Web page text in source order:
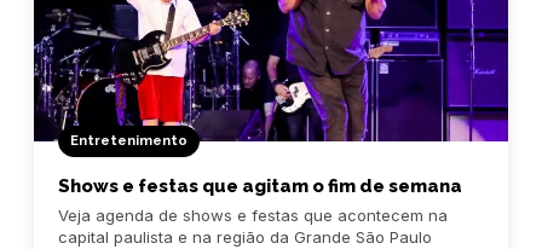
Entretenimento
Shows e festas que agitam o fim de semana
Veja agenda de shows e festas que acontecem na
capital paulista e na região da Grande São Paulo